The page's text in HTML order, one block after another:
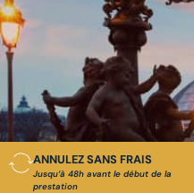
ANNULEZ SANS FRAIS
Jusqu’à 48h avant le début de la
prestation